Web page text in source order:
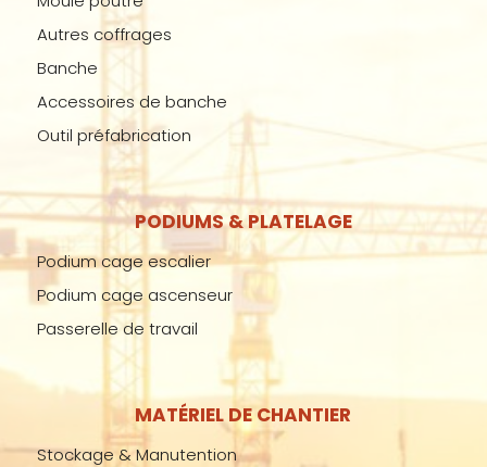
Autres coffrages
Banche
Accessoires de banche
Outil préfabrication
PODIUMS & PLATELAGE
Podium cage escalier
Podium cage ascenseur
Passerelle de travail
MATÉRIEL DE CHANTIER
Stockage & Manutention